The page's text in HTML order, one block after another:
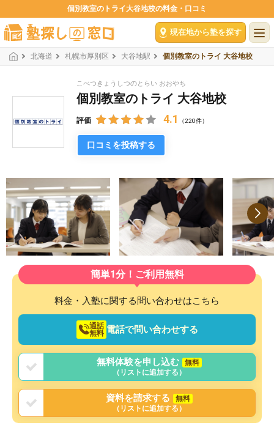
個別教室のトライ大谷地校の料金・口コミ
現在地から塾を探す
北海道 札幌市厚別区 大谷地駅 個別教室のトライ 大谷地校
こべつきょうしつのとらい おおやち
個別教室のトライ 大谷地校
評価 4.1 （220件）
口コミを投稿する
簡単1分！ご利用無料
料金・入塾に関する問い合わせはこちら
通話
無料 電話で問い合わせする
無料体験を申し込む
無料
（リストに追加する）
資料を請求する
無料
（リストに追加する）